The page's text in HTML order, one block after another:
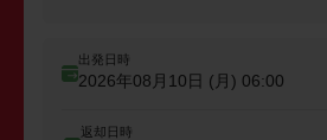
出発日時
2026年08月10日 (月) 06:00
返却日時